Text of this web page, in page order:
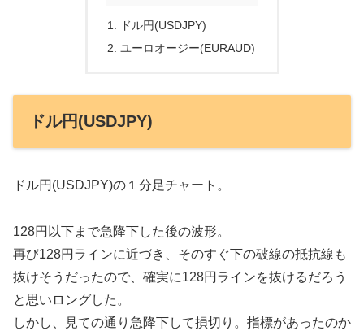
ドル円(USDJPY)
ユーロオージー(EURAUD)
ドル円(USDJPY)
ドル円(USDJPY)の１分足チャート。
128円以下まで急降下した後の波形。
再び128円ラインに近づき、そのすぐ下の破線の抵抗線も
抜けそうだったので、確実に128円ラインを抜けるだろう
と思いロングした。
しかし、見ての通り急降下して損切り。指標があったのか